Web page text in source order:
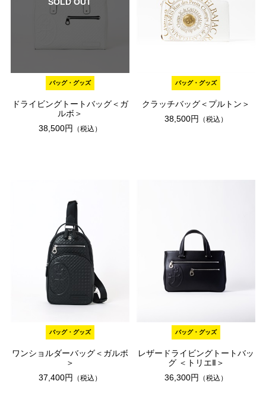
バッグ・グッズ
ドライビングトートバッグ＜ガ
ルボ＞
38,500円
（税込）
バッグ・グッズ
クラッチバッグ＜プルトン＞
38,500円
（税込）
バッグ・グッズ
ワンショルダーバッグ＜ガルボ
＞
37,400円
（税込）
バッグ・グッズ
レザードライビングトートバッ
グ ＜トリエⅡ＞
36,300円
（税込）